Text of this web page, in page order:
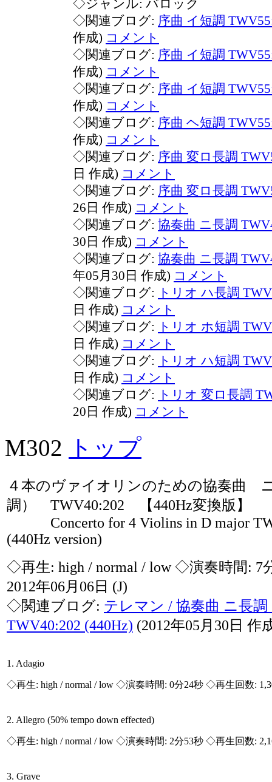
◇ジャンル: バロック
◇関連ブログ: 序曲 イ短調
作成) コメント
◇関連ブログ: 序曲 イ短調
作成) コメント
◇関連ブログ: 序曲 イ短調
作成) コメント
◇関連ブログ: 序曲 ヘ短調
作成) コメント
◇関連ブログ: 序曲 変ロ長調
日 作成) コメント
◇関連ブログ: 序曲 変ロ長調
26日 作成) コメント
◇関連ブログ: 協奏曲 ニ長調
30日 作成) コメント
◇関連ブログ: 協奏曲 ニ長調
年05月30日 作成) コメント
◇関連ブログ: トリオ ハ長調
日 作成) コメント
◇関連ブログ: トリオ ホ短調
日 作成) コメント
◇関連ブログ: トリオ ハ短調
日 作成) コメント
◇関連ブログ: トリオ 変ロ長調
20日 作成) コメント
M302 トップ
４本のヴァイオリンのための協奏曲
調） TWV40:202 【440Hz変換版】
Concerto for 4 Violins in D major
(440Hz version)
◇再生: high / normal / low ◇演奏時間: 7
2012年06月06日 (J)
◇関連ブログ: テレマン / 協奏曲 ニ長
TWV40:202 (440Hz) (2012年05月30日 作
1. Adagio
◇再生: high / normal / low ◇演奏時間: 0分24秒 ◇再生回数:
2. Allegro (50% tempo down effected)
◇再生: high / normal / low ◇演奏時間: 2分53秒 ◇再生回数:
3. Grave